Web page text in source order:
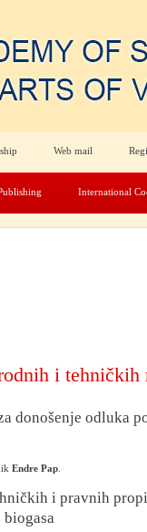
Web mail
International
i tehničkih
donošenje odluka
Endre Pap
i pravnih
biogasa